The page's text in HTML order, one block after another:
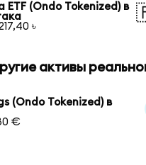
ETF (Ondo Tokenized) в
৳
активы
(Ondo Tokenized) в
€